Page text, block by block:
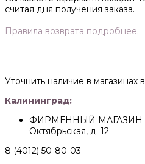
считая дня получения заказа.
Правила возврата подробнее.
Уточнить наличие в
Калининград:
ФИРМЕННЫЙ МАГАЗИН
Октябрьская, д. 12
8 (4012) 50-80-03